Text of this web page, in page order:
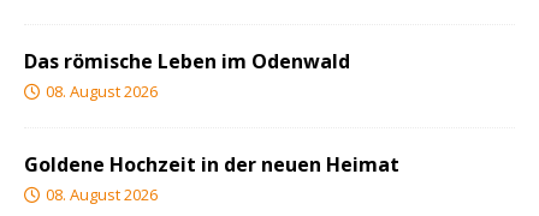
Das römische Leben im Odenwald
08. August 2026
Goldene Hochzeit in der neuen Heimat
08. August 2026